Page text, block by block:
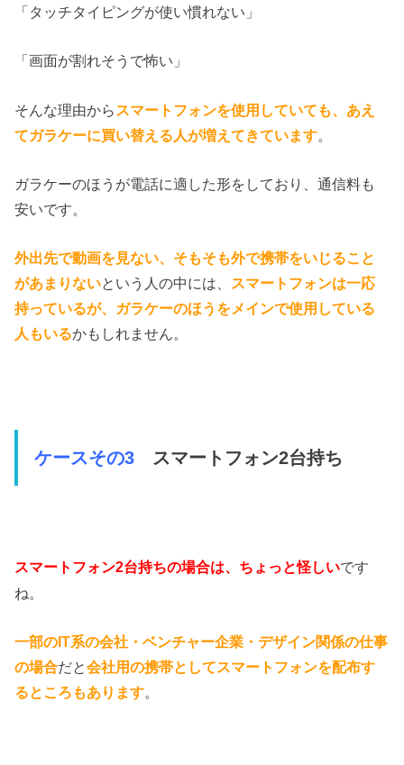
「タッチタイピングが使い慣れない」
「画面が割れそうで怖い」
そんな理由から スマートフォンを使用していても、あえ
てガラケーに買い替える人が増えてきています。
ガラケーのほうが電話に適した形をしており、通信料も
安いです。
外出先で動画を見ない、そもそも外で携帯をいじること
があまりないという人の中には、 スマートフォンは一応
持っているが、ガラケーのほうをメインで使用している
人もいるかもしれません。
ケースその3スマートフォン2台持ち
スマートフォン2台持ちの場合は、ちょっと怪しいです
ね。
一部のIT系の会社・ベンチャー企業・デザイン関係の仕事
の場合だと会社用の携帯としてスマートフォンを配布す
るところもあります。